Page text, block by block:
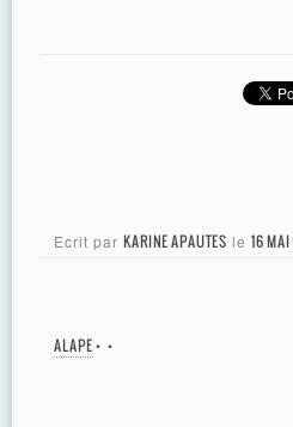
Ecrit par KARINE APAUTES le 16
ALAPE• •